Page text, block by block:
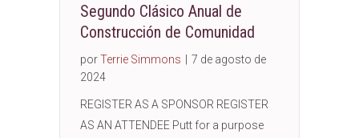
Segundo Clásico Anual de
Construcción de Comunidad
porTerrie Simmons
7 de agosto de
2024
REGISTER AS A SPONSOR REGISTER
AS AN ATTENDEE Putt for a purpose